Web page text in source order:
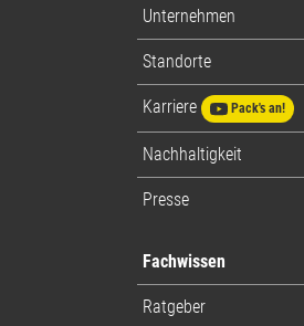
Unternehmen
Standorte
Karriere Pack's an!
Nachhaltigkeit
Presse
Fachwissen
Ratgeber